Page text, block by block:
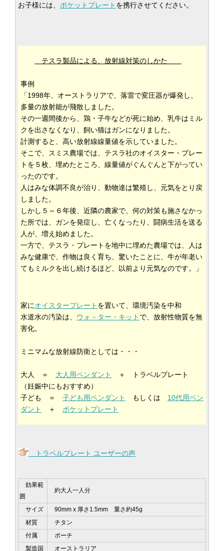
お子様には、 ポケットプレート を携行させてください。
テスラ製品による、放射線対策のしかた
事例
「1998年、オーストラリアで、落雷で変圧器が爆発し、
多量の放射能が飛散しました。
その一週間後から、鶏・子牛などが死に始め、乳牛はミル
クを出さなくなり、飼い猫はガンになりました。
計測すると、高い放射線線量値を示していました。
そこで、スミス農場では、テスラ社のオイスター・プレー
トを５枚、埋めたところ、線量値がぐんぐんと下がってい
ったのです。
人はみな体調不良が治り、動物達は繁殖し、元気をとり戻
しました。
しかし５～６年後、近隣の農家で、何の対策も施さなかっ
た所では、ガンを発症し、亡くなったり、闘病生活を送る
人が、増え始めました。
一方で、テスラ・プレートを地中に埋めた農場では、人は
みな健康で、作物は良く育ち、驚いたことに、牛が年老い
てもミルクを出し続けるほど、以前より元気なのです。」
家にオイスタープレート を置いて、環境汚染を中和
水道水の汚染は、 ウォ－ター・キット で、放射性物質を無
害化。
ミニマムな放射線防衛としては・・・
大人 ＝ 大人用ペンダント
＋ トラベルプレート
（妊娠中にもおすすめ）
子ども ＝ 子ども用ペンダント もしくは 10代用ペン
ダント
＋ ポケットプレート
トラベルプレート ユーザーの声
効果範
囲
約大人一人分
サイズ
90mm x 厚さ1.5mm 重さ約45g
材質
チタン
付属
ポーチ
製造国
オーストラリア